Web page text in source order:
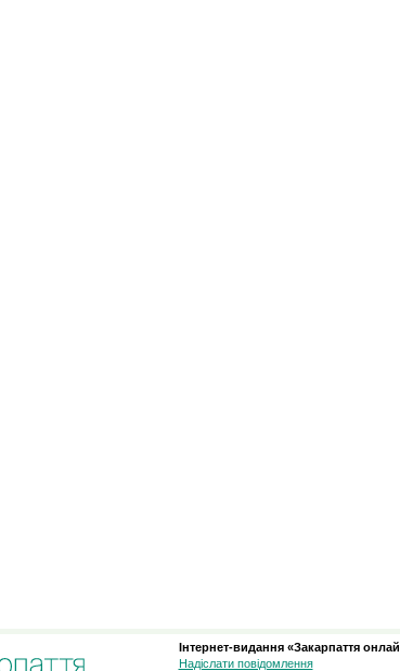
Інтернет-видання «Закарпаття
Надіслати повідомлення